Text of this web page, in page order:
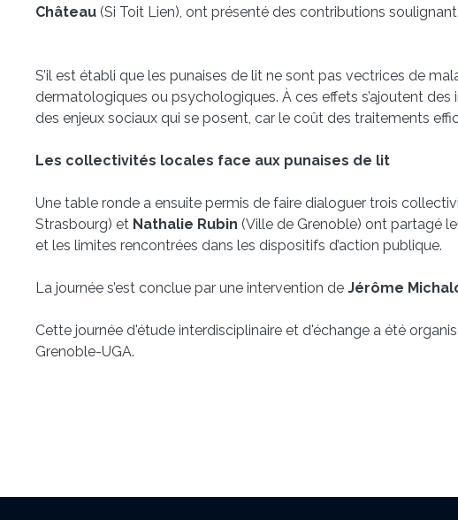
Château (Si Toit Lien), ont présenté des contributions
S’il est établi que les punaises de lit ne sont pas vectrices de
dermatologiques ou psychologiques. À ces effets s’ajoutent
des enjeux sociaux qui se posent, car le coût des traitements
Les collectivités locales face aux punaises de lit
Une table ronde a ensuite permis de faire dialoguer trois
Strasbourg) et Nathalie Rubin (Ville de Grenoble) ont partagé
et les limites rencontrées dans les dispositifs d’action publique.
La journée s’est conclue par une intervention de Jérôme
Cette journée d'étude interdisciplinaire et d'échange a été
Grenoble-UGA.